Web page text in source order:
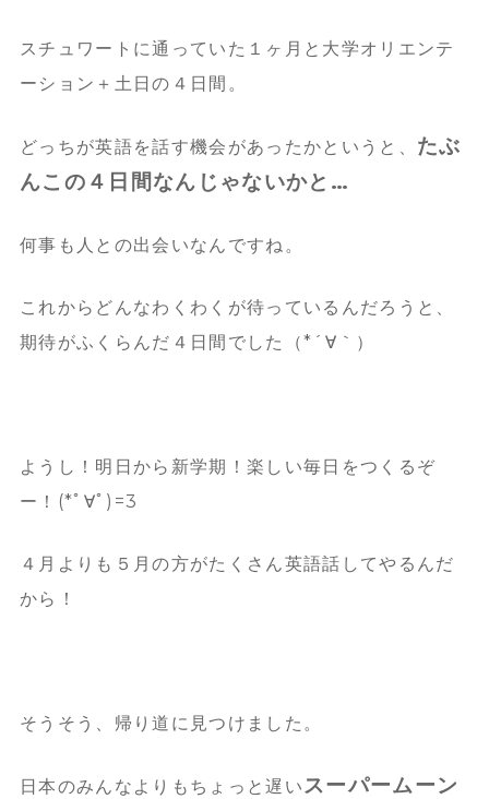
スチュワートに通っていた１ヶ月と大学オリエンテ
ーション＋土日の４日間。
どっちが英語を話す機会があったかというと、 たぶ
んこの４日間なんじゃないかと…
何事も人との出会いなんですね。
これからどんなわくわくが待っているんだろうと、
期待がふくらんだ４日間でした（*´∀｀）
ようし！明日から新学期！楽しい毎日をつくるぞ
ー！(*ﾟ∀ﾟ)=3
４月よりも５月の方がたくさん英語話してやるんだ
から！
そうそう、帰り道に見つけました。
日本のみんなよりもちょっと遅いスーパームーン